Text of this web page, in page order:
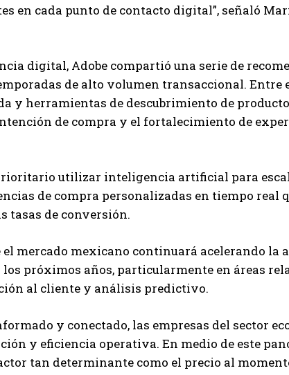
en cada punto de contacto digital”, señaló
digital, Adobe compartió una serie de
de alto volumen transaccional. Entre
y herramientas de descubrimiento de
de compra y el fortalecimiento de
utilizar inteligencia artificial para
de compra personalizadas en tiempo real
tasas de conversión.
mercado mexicano continuará acelerando la
próximos años, particularmente en áreas
al cliente y análisis predictivo.
y conectado, las empresas del sector
y eficiencia operativa. En medio de este
tan determinante como el precio al